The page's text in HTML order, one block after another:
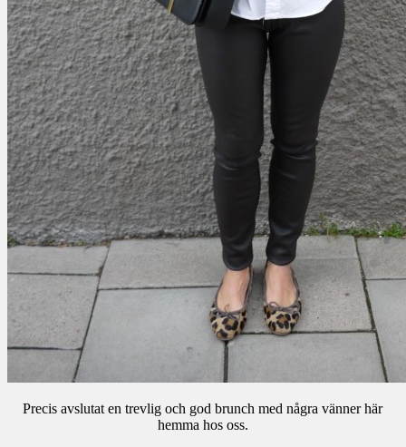
Precis avslutat en trevlig och god brunch med några vänner här
hemma hos oss.